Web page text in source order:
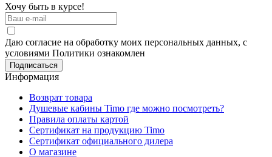
Хочу быть в курсе!
Даю согласие на обработку моих персональных данных, с
условиями Политики ознакомлен
Информация
Возврат товара
Душевые кабины Timo где можно посмотреть?
Правила оплаты картой
Сертификат на продукцию Timo
Сертификат официального дилера
О магазине